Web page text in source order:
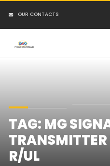
OUR CONTACTS
TAG: MG
R/UL